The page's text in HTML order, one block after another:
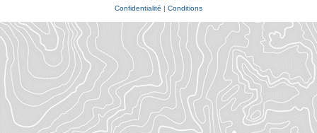
Confidentialité | Conditions